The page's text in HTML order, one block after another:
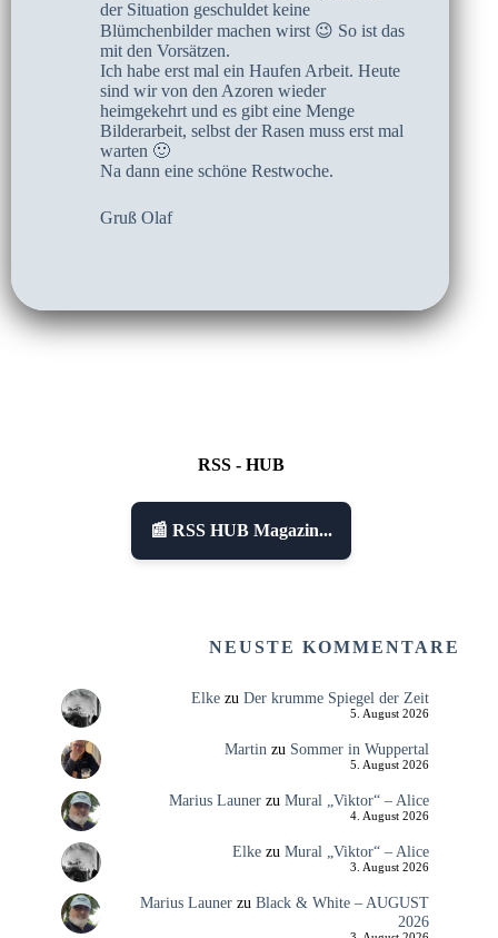
der Situation geschuldet keine
Blümchenbilder machen wirst 😉 So ist das
mit den Vorsätzen.
Ich habe erst mal ein Haufen Arbeit. Heute
sind wir von den Azoren wieder
heimgekehrt und es gibt eine Menge
Bilderarbeit, selbst der Rasen muss erst mal
warten 🙂
Na dann eine schöne Restwoche.
Gruß Olaf
RSS - HUB
📰 RSS HUB Magazin...
NEUSTE KOMMENTARE
Elkezu Der krumme Spiegel der Zeit
5. August 2026
Martin zu Sommer in Wuppertal
5. August 2026
Marius Launerzu Mural „Viktor“ – Alice
4. August 2026
Elkezu Mural „Viktor“ – Alice
3. August 2026
Marius Launerzu Black & White – AUGUST
2026